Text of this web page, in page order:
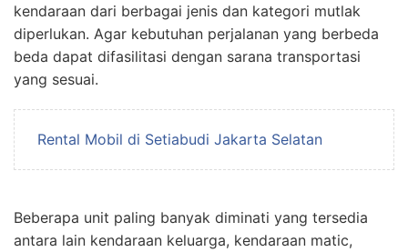
kendaraan dari berbagai jenis dan kategori mutlak
diperlukan. Agar kebutuhan perjalanan yang berbeda
beda dapat difasilitasi dengan sarana transportasi
yang sesuai.
Rental Mobil di Setiabudi Jakarta Selatan
Beberapa unit paling banyak diminati yang tersedia
antara lain kendaraan keluarga, kendaraan matic,